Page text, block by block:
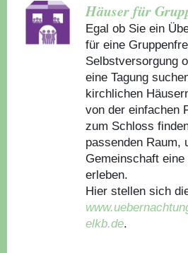
Häuser für
Egal ob Sie ein
für eine
Selbstversorgung
eine Tagung
kirchlichen
von der einfachen
zum Schloss
passenden Raum,
Gemeinschaft
erleben.
Hier stellen sich
elkb.de.